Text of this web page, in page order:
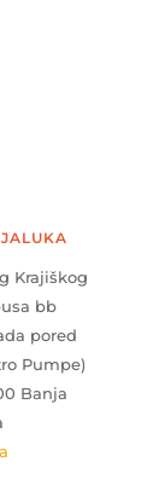
Krajiškog
bb
pored
Pumpe)
Banja